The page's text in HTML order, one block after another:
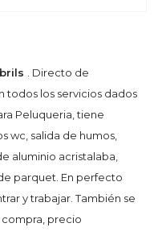
. Directo de
todos los servicios dados
Peluqueria, tiene
wc, salida de humos,
aluminio acristalaba,
parquet. En perfecto
y trabajar. También se
precio